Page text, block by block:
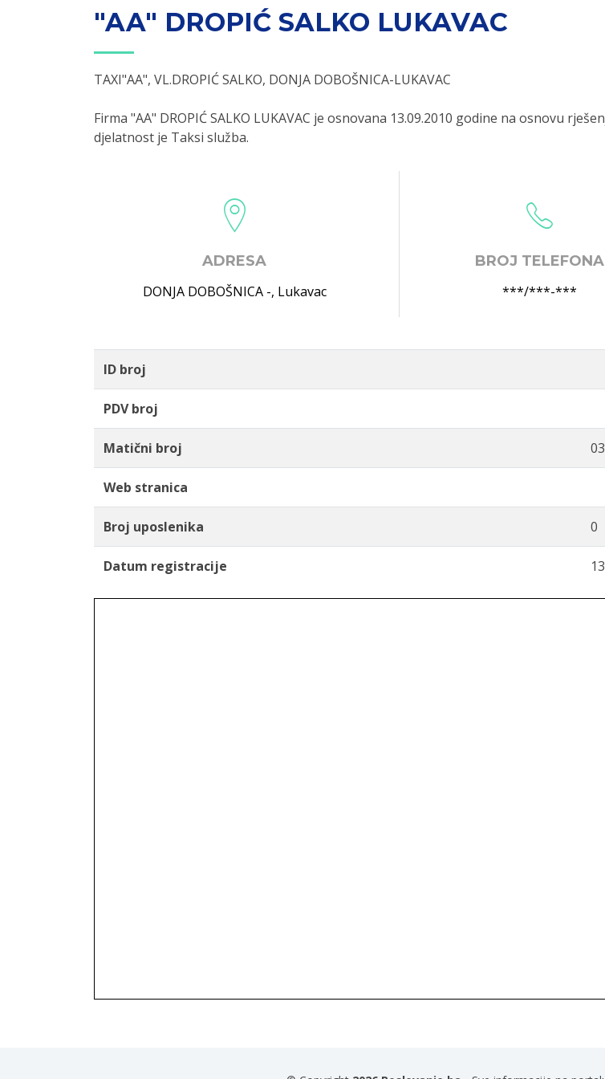
"AA" DROPIĆ SALKO LUKAVAC
TAXI"AA", VL.DROPIĆ SALKO, DONJA DOBOŠNICA-LUKAVAC
Firma "AA" DROPIĆ SALKO LUKAVAC je osnovana 13.09.2010 godine na osnovu
djelatnost je Taksi služba.
ADRESA
DONJA DOBOŠNICA -, Lukavac
BROJ TELEFONA
***/***-***
ID broj
PDV broj
Matični broj
Web stranica
Broj uposlenika 0
Datum registracije